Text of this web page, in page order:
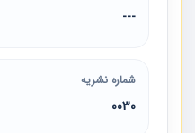
---
شماره نشریه
0030